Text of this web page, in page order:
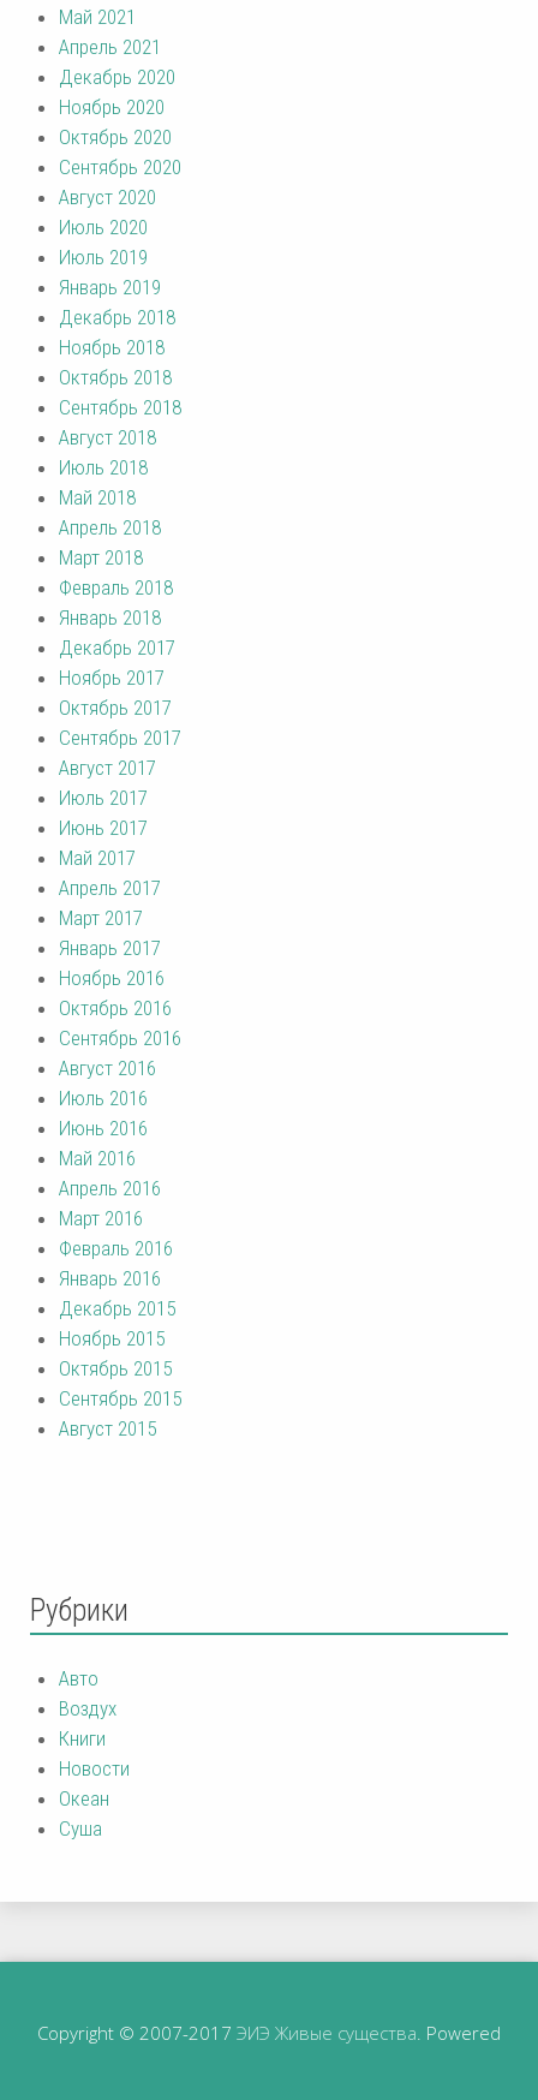
Май 2021
Апрель 2021
Декабрь 2020
Ноябрь 2020
Октябрь 2020
Сентябрь 2020
Август 2020
Июль 2020
Июль 2019
Январь 2019
Декабрь 2018
Ноябрь 2018
Октябрь 2018
Сентябрь 2018
Август 2018
Июль 2018
Май 2018
Апрель 2018
Март 2018
Февраль 2018
Январь 2018
Декабрь 2017
Ноябрь 2017
Октябрь 2017
Сентябрь 2017
Август 2017
Июль 2017
Июнь 2017
Май 2017
Апрель 2017
Март 2017
Январь 2017
Ноябрь 2016
Октябрь 2016
Сентябрь 2016
Август 2016
Июль 2016
Июнь 2016
Май 2016
Апрель 2016
Март 2016
Февраль 2016
Январь 2016
Декабрь 2015
Ноябрь 2015
Октябрь 2015
Сентябрь 2015
Август 2015
Рубрики
Авто
Воздух
Книги
Новости
Океан
Суша
Copyright © 2007-2017 ЭИЭ Живые существа . Powered